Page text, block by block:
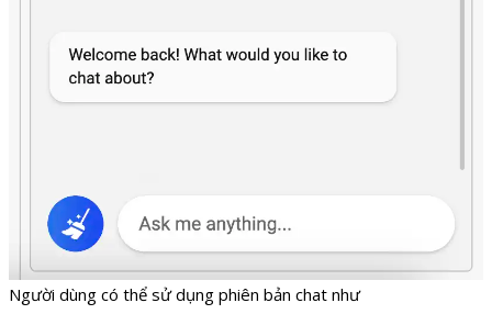
Người dùng có thể sử dụng phiên bản chat như